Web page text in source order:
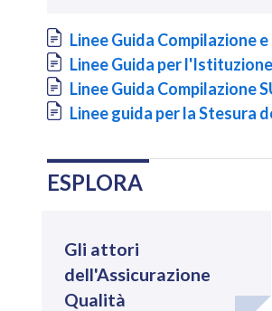
Document
Linee Guida Compilazione
Document
Linee Guida per
Document
Linee Guida Compilazione
Document
Linee guida per la Stesura
Navigazione
.ESPLORA
Gli attori
dell'Assicurazione
Qualità